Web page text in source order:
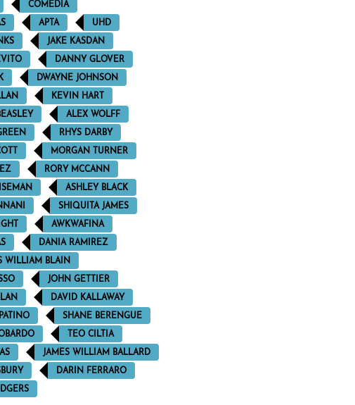
COMEDIA
APTA UHD
JAKE KASDAN
DANNY GLOVER
DWAYNE JOHNSON
KEVIN HART
ALEX WOLFF
RHYS DARBY
MORGAN TURNER
RORY MCCANN
ASHLEY BLACK
SHIQUITA JAMES
AWKWAFINA
DANIA RAMIREZ
WILLIAM BLAIN
JOHN GETTIER
DAVID KALLAWAY
SHANE BERENGUE
TEO CILTIA
JAMES WILLIAM BALLARD
DARIN FERRARO